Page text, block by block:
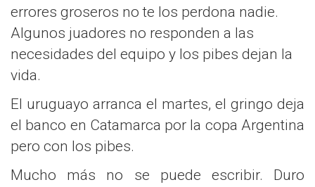
errores groseros no te los perdona nadie.
Algunos juadores no responden a las
necesidades del equipo y los pibes dejan la
vida.
El uruguayo arranca el martes, el gringo deja
el banco en Catamarca por la copa Argentina
pero con los pibes.
Mucho más no se puede escribir. Duro